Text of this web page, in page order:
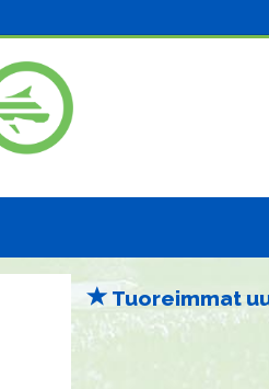
Tuoreimmat